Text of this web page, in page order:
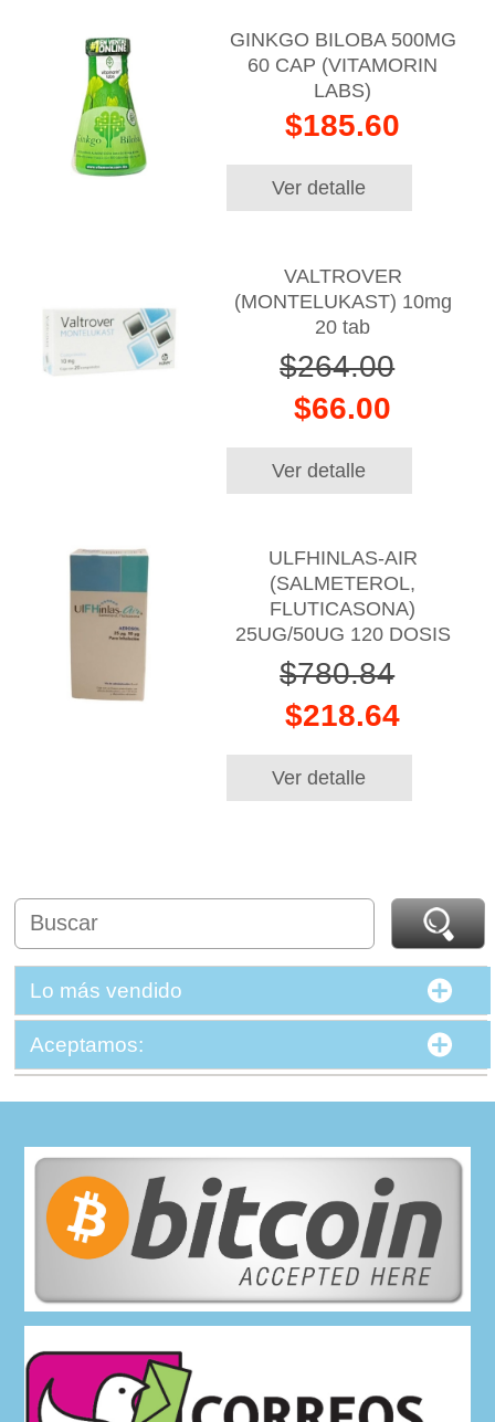
GINKGO BILOBA 500MG
60 CAP (VITAMORIN
LABS)
$185.60
Ver detalle
VALTROVER
(MONTELUKAST) 10mg
20 tab
$264.00
$66.00
Ver detalle
ULFHINLAS-AIR
(SALMETEROL,
FLUTICASONA)
25UG/50UG 120 DOSIS
$780.84
$218.64
Ver detalle
Lo más vendido
Aceptamos: